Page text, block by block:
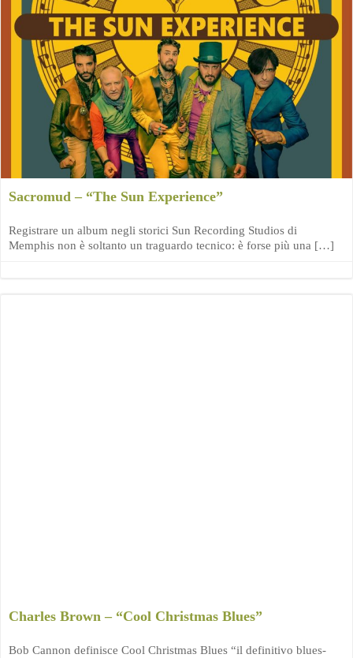
Sacromud – “The Sun Experience”
Registrare un album negli storici Sun Recording Studios di
Memphis non è soltanto un traguardo tecnico: è forse più una […]
Charles Brown – “Cool Christmas Blues”
Bob Cannon definisce Cool Christmas Blues “il definitivo blues-